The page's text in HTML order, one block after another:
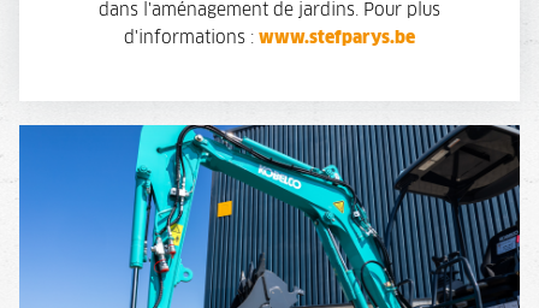
dans l'aménagement de jardins. Pour plus
d'informations : www.stefparys.be